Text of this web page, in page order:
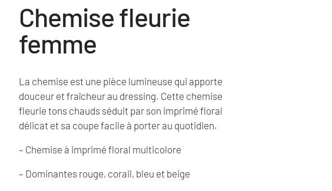
Chemise fleurie
femme
La chemise est une pièce lumineuse qui apporte
douceur et fraîcheur au dressing. Cette chemise
fleurie tons chauds séduit par son imprimé floral
délicat et sa coupe facile à porter au quotidien.
– Chemise à imprimé floral multicolore
– Dominantes rouge, corail, bleu et beige